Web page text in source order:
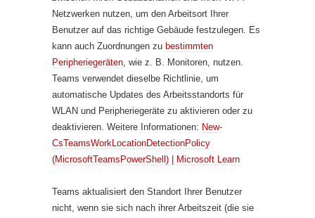
Netzwerken nutzen, um den Arbeitsort Ihrer
Benutzer auf das richtige Gebäude festzulegen. Es
kann auch Zuordnungen zu bestimmten
Peripheriegeräten, wie z. B. Monitoren, nutzen.
Teams verwendet dieselbe Richtlinie, um
automatische Updates des Arbeitsstandorts für
WLAN und Peripheriegeräte zu aktivieren oder zu
deaktivieren. Weitere Informationen: New-
CsTeamsWorkLocationDetectionPolicy
(MicrosoftTeamsPowerShell) | Microsoft Learn
Teams aktualisiert den Standort Ihrer Benutzer
nicht, wenn sie sich nach ihrer Arbeitszeit (die sie